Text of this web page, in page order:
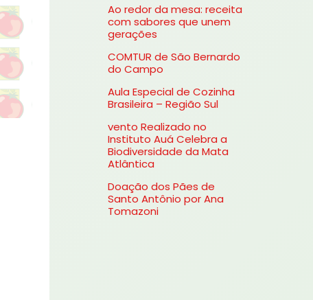
s
a
r
o
:
Ao redor da mesa: receita
com sabores que unem
gerações
COMTUR de São Bernardo
do Campo
Aula Especial de Cozinha
Brasileira – Região Sul
vento Realizado no
Instituto Auá Celebra a
Biodiversidade da Mata
Atlântica
Doação dos Pães de
Santo Antônio por Ana
Tomazoni